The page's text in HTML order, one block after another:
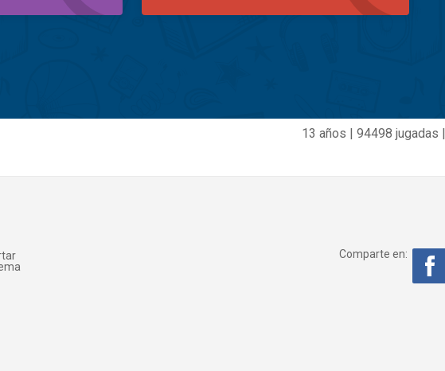
13 años | 94498 jugadas |
Comparte en: